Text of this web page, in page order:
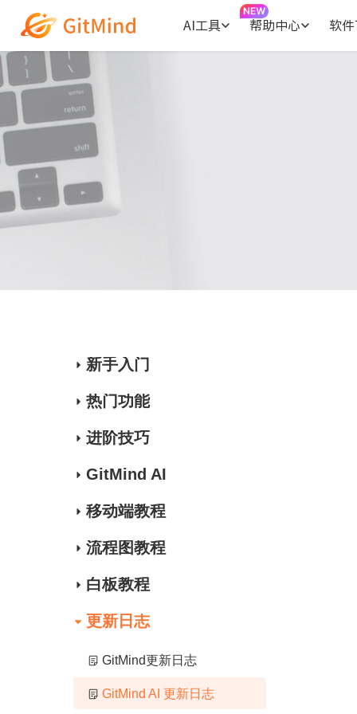
AI工具 帮助中心 软
新手入门
热门功能
进阶技巧
GitMind AI
移动端教程
流程图教程
白板教程
更新日志
GitMind更新日志
GitMind AI 更新日志